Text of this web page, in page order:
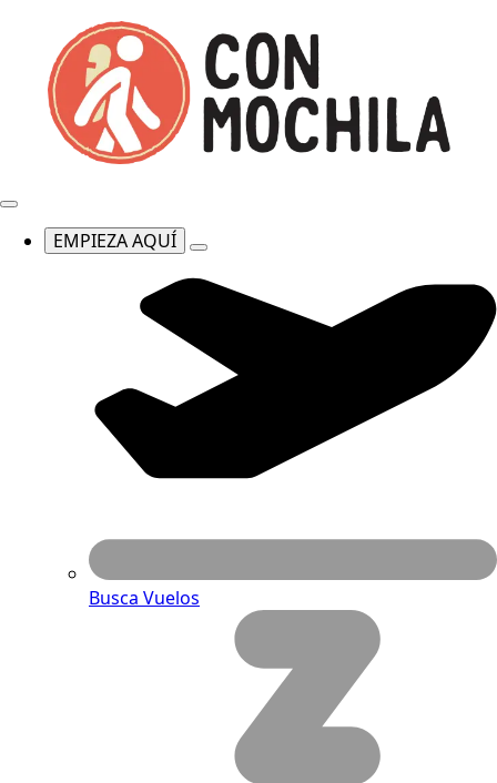
EMPIEZA AQUÍ
Busca Vuelos